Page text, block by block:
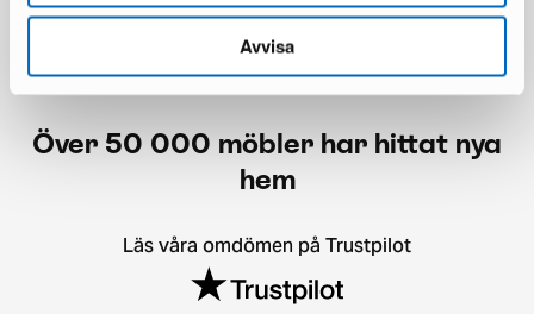
Avvisa
Över 50 000 möbler har hittat nya
hem
Läs våra omdömen på Trustpilot